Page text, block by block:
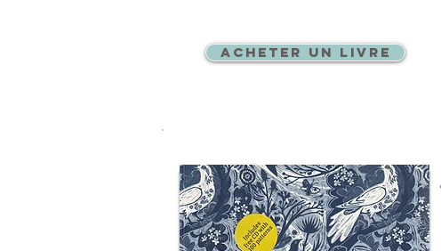
ACHETER UN LIVRE